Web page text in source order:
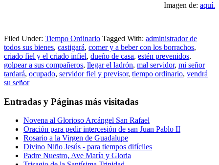
Imagen de: aquí.
Filed Under: Tiempo Ordinario Tagged With: administrador de
todos sus bienes, castigará, comer y a beber con los borrachos,
criado fiel y el criado infiel, dueño de casa, estén prevenidos,
golpear a sus compañeros, llegar el ladrón, mal servidor, mi señor
tardará, ocupado, servidor fiel y previsor, tiempo ordinario, vendrá
su señor
Entradas y Páginas más visitadas
Novena al Glorioso Arcángel San Rafael
Oración para pedir intercesión de san Juan Pablo II
Rosario a la Virgen de Guadalupe
Divino Niño Jesús - para tiempos difíciles
Padre Nuestro, Ave María y Gloria